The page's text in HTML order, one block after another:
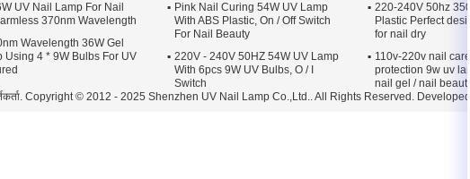
UV Nail Lamp For Nail
370nm Wavelength
Wavelength 36W Gel
Using 4 * 9W Bulbs For UV
Pink Nail Curing 54W UV Lamp
With ABS Plastic, On / Off Switch
For Nail Beauty
220V - 240V 50HZ 54W UV Lamp
With 6pcs 9W UV Bulbs, O / I
Switch
220-240V 50hz
Plastic Perfect
for nail dry
110v-220v nail care
protection 9w uv
nail gel / nail beauty
Copyright © 2012 - 2025 Shenzhen UV Nail Lamp Co.,Ltd.. All Rights Reserved. Developed